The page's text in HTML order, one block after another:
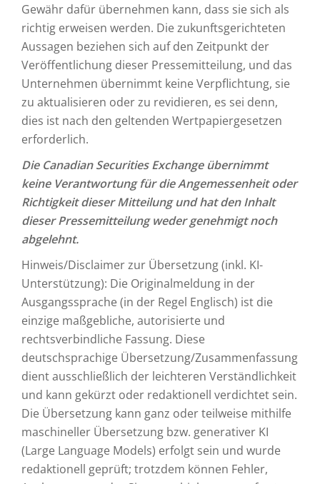
Gewähr dafür übernehmen kann, dass sie sich als
richtig erweisen werden. Die zukunftsgerichteten
Aussagen beziehen sich auf den Zeitpunkt der
Veröffentlichung dieser Pressemitteilung, und das
Unternehmen übernimmt keine Verpflichtung, sie
zu aktualisieren oder zu revidieren, es sei denn,
dies ist nach den geltenden Wertpapiergesetzen
erforderlich.
Die Canadian Securities Exchange übernimmt
keine Verantwortung für die Angemessenheit oder
Richtigkeit dieser Mitteilung und hat den Inhalt
dieser Pressemitteilung weder genehmigt noch
abgelehnt.
Hinweis/Disclaimer zur Übersetzung (inkl. KI-
Unterstützung): Die Originalmeldung in der
Ausgangssprache (in der Regel Englisch) ist die
einzige maßgebliche, autorisierte und
rechtsverbindliche Fassung. Diese
deutschsprachige Übersetzung/Zusammenfassung
dient ausschließlich der leichteren Verständlichkeit
und kann gekürzt oder redaktionell verdichtet sein.
Die Übersetzung kann ganz oder teilweise mithilfe
maschineller Übersetzung bzw. generativer KI
(Large Language Models) erfolgt sein und wurde
redaktionell geprüft; trotzdem können Fehler,